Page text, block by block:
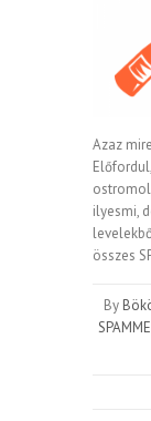
Azaz
ilyesmi,
összes
By